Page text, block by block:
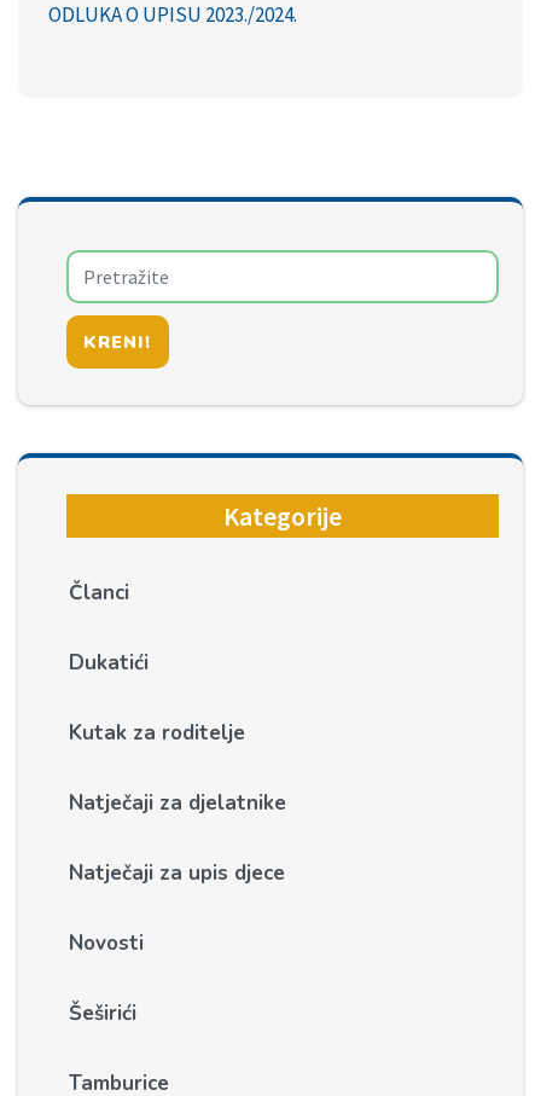
ODLUKA O UPISU 2023./2024.
KRENI!
Kategorije
Članci
Dukatići
Kutak za roditelje
Natječaji za djelatnike
Natječaji za upis djece
Novosti
Šeširići
Tamburice